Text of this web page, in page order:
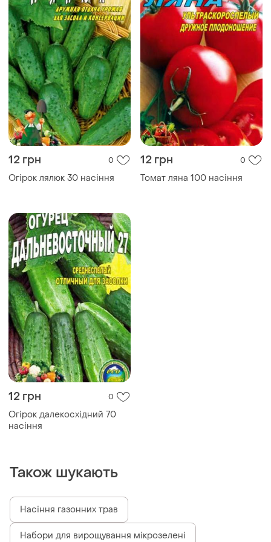
12 грн 0
Огірок лялюк 30 насіння
12 грн 0
Томат ляна 100 насіння
12 грн 0
Огірок далекосхідний 70
насіння
Також шукають
Насіння газонних трав
Набори для вирощування мікрозелені